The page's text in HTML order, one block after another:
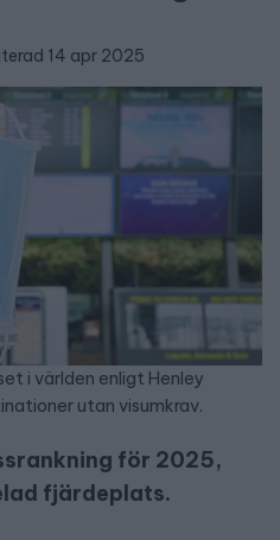
14 apr 2025
i världen enligt Henley
utan visumkrav.
för 2025,
fjärdeplats.